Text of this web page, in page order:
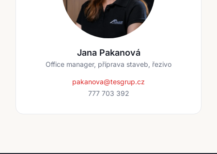
Jana Pakanová
Office manager, příprava staveb, řezivo
pakanova@tesgrup.cz
777 703 392